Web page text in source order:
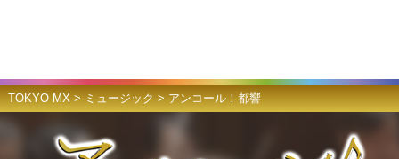
TOKYO MX > ミュージック > アンコール！都響